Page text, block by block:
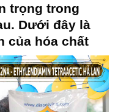
trọng trong
Dưới đây là
của hóa chất